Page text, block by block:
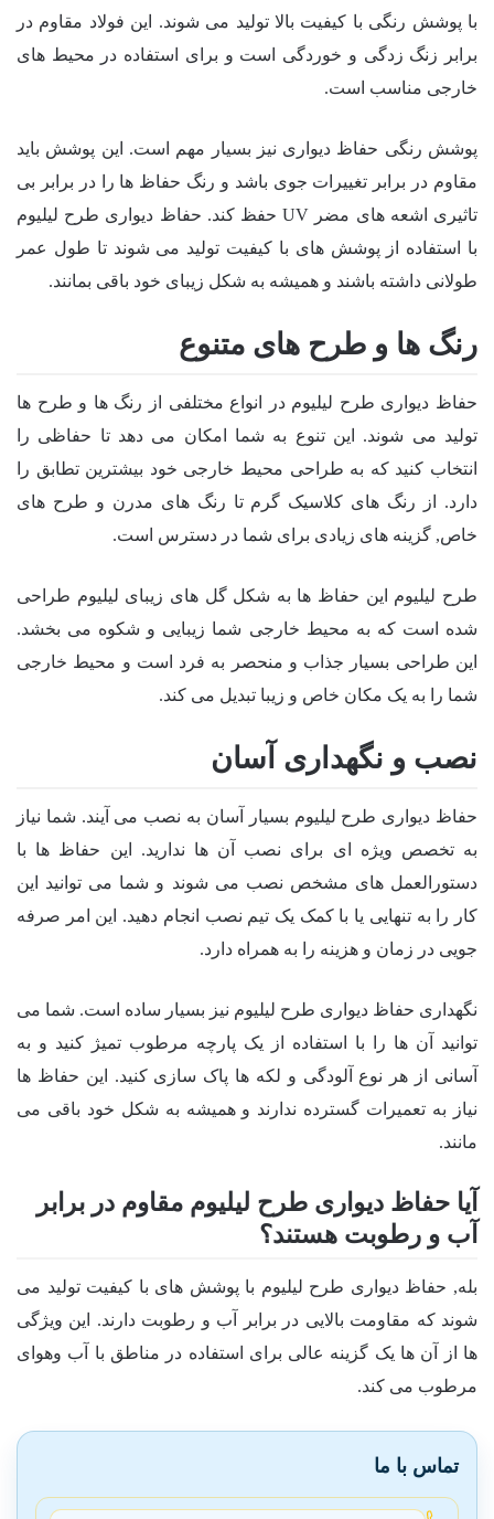
با پوشش رنگی با کیفیت بالا تولید می شوند. این فولاد مقاوم در
برابر زنگ زدگی و خوردگی است و برای استفاده در محیط های
خارجی مناسب است.
پوشش رنگی حفاظ دیواری نیز بسیار مهم است. این پوشش باید
مقاوم در برابر تغییرات جوی باشد و رنگ حفاظ ها را در برابر بی
تاثیری اشعه های مضر UV حفظ کند. حفاظ دیواری طرح لیلیوم
با استفاده از پوشش های با کیفیت تولید می شوند تا طول عمر
طولانی داشته باشند و همیشه به شکل زیبای خود باقی بمانند.
رنگ ها و طرح های متنوع
حفاظ دیواری طرح لیلیوم در انواع مختلفی از رنگ ها و طرح ها
تولید می شوند. این تنوع به شما امکان می دهد تا حفاظی را
انتخاب کنید که به طراحی محیط خارجی خود بیشترین تطابق را
دارد. از رنگ های کلاسیک گرم تا رنگ های مدرن و طرح های
خاص, گزینه های زیادی برای شما در دسترس است.
طرح لیلیوم این حفاظ ها به شکل گل های زیبای لیلیوم طراحی
شده است که به محیط خارجی شما زیبایی و شکوه می بخشد.
این طراحی بسیار جذاب و منحصر به فرد است و محیط خارجی
شما را به یک مکان خاص و زیبا تبدیل می کند.
نصب و نگهداری آسان
حفاظ دیواری طرح لیلیوم بسیار آسان به نصب می آیند. شما نیاز
به تخصص ویژه ای برای نصب آن ها ندارید. این حفاظ ها با
دستورالعمل های مشخص نصب می شوند و شما می توانید این
کار را به تنهایی یا با کمک یک تیم نصب انجام دهید. این امر صرفه
جویی در زمان و هزینه را به همراه دارد.
نگهداری حفاظ دیواری طرح لیلیوم نیز بسیار ساده است. شما می
توانید آن ها را با استفاده از یک پارچه مرطوب تمیژ کنید و به
آسانی از هر نوع آلودگی و لکه ها پاک سازی کنید. این حفاظ ها
نیاز به تعمیرات گسترده ندارند و همیشه به شکل خود باقی می
مانند.
آیا حفاظ دیواری طرح لیلیوم مقاوم در برابر
آب و رطوبت هستند؟
بله, حفاظ دیواری طرح لیلیوم با پوشش های با کیفیت تولید می
شوند که مقاومت بالایی در برابر آب و رطوبت دارند. این ویژگی
ها از آن ها یک گزینه عالی برای استفاده در مناطق با آب وهوای
مرطوب می کند.
تماس با ما